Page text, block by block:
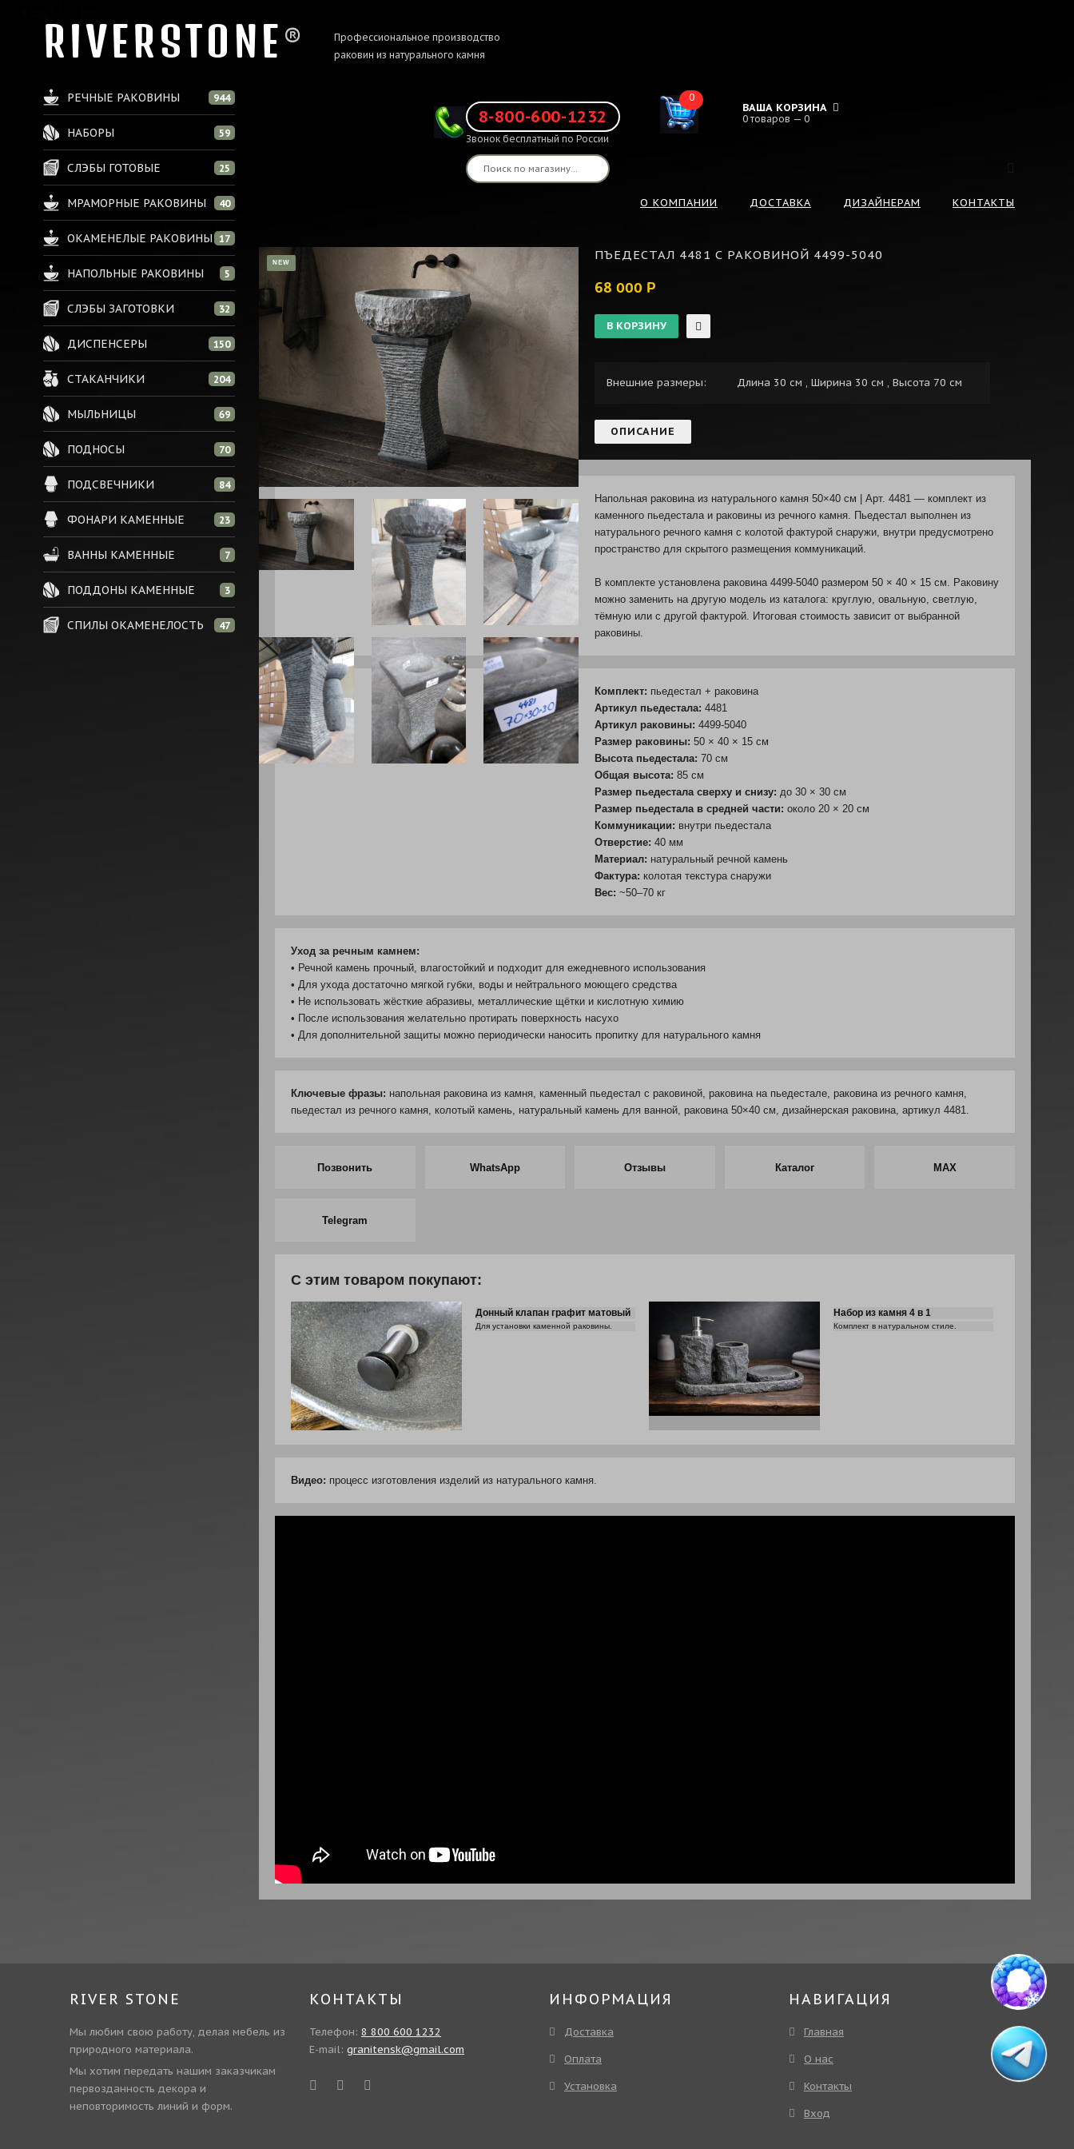
RIVERSTONE ®
Профессиональное производство
раковин из натурального камня
8-800-600-1232
Звонок бесплатный по России
0
ВАША КОРЗИНА
0 товаров — 0
РЕЧНЫЕ РАКОВИНЫ 944
НАБОРЫ 59
СЛЭБЫ ГОТОВЫЕ 25
МРАМОРНЫЕ РАКОВИНЫ 40
ОКАМЕНЕЛЫЕ РАКОВИНЫ 17
НАПОЛЬНЫЕ РАКОВИНЫ 5
СЛЭБЫ ЗАГОТОВКИ 32
ДИСПЕНСЕРЫ 150
СТАКАНЧИКИ 204
МЫЛЬНИЦЫ 69
ПОДНОСЫ 70
ПОДСВЕЧНИКИ 84
ФОНАРИ КАМЕННЫЕ 23
ВАННЫ КАМЕННЫЕ 7
ПОДДОНЫ КАМЕННЫЕ 3
СПИЛЫ ОКАМЕНЕЛОСТЬ 47
О КОМПАНИИ ДОСТАВКА ДИЗАЙНЕРАМ КОНТАКТЫ
NEW
ПЪЕДЕСТАЛ 4481 С РАКОВИНОЙ 4499-5040
68 000 Р
Внешние размеры: Длина 30 см , Ширина 30 см , Высота 70 см
ОПИСАНИЕ
Напольная раковина из натурального камня 50×40 см | Арт. 4481 — комплект из
каменного пьедестала и раковины из речного камня. Пьедестал выполнен из
натурального речного камня с колотой фактурой снаружи, внутри предусмотрено
пространство для скрытого размещения коммуникаций.
В комплекте установлена раковина 4499-5040 размером 50 × 40 × 15 см. Раковину
можно заменить на другую модель из каталога: круглую, овальную, светлую,
тёмную или с другой фактурой. Итоговая стоимость зависит от выбранной
раковины.
Комплект: пьедестал + раковина
Артикул пьедестала: 4481
Артикул раковины: 4499-5040
Размер раковины: 50 × 40 × 15 см
Высота пьедестала: 70 см
Общая высота: 85 см
Размер пьедестала сверху и снизу: до 30 × 30 см
Размер пьедестала в средней части: около 20 × 20 см
Коммуникации: внутри пьедестала
Отверстие: 40 мм
Материал: натуральный речной камень
Фактура: колотая текстура снаружи
Вес: ~50–70 кг
Уход за речным камнем:
• Речной камень прочный, влагостойкий и подходит для ежедневного использования
• Для ухода достаточно мягкой губки, воды и нейтрального моющего средства
• Не использовать жёсткие абразивы, металлические щётки и кислотную химию
• После использования желательно протирать поверхность насухо
• Для дополнительной защиты можно периодически наносить пропитку для натурального камня
Ключевые фразы: напольная раковина из камня, каменный пьедестал с раковиной, раковина на пьедестале, раковина из речного камня,
пьедестал из речного камня, колотый камень, натуральный камень для ванной, раковина 50×40 см, дизайнерская раковина, артикул 4481.
Позвонить WhatsApp Отзывы Каталог MAX
Telegram
С этим товаром покупают:
Донный клапан графит матовый
Для установки каменной раковины.
Набор из камня 4 в 1
Комплект в натуральном стиле.
Видео: процесс изготовления изделий из натурального камня.
RIVER STONE
Мы любим свою работу, делая мебель из
природного материала.
Мы хотим передать нашим заказчикам
первозданность декора и
неповторимость линий и форм.
КОНТАКТЫ
Телефон: 8 800 600 1232
E-mail: granitensk@gmail.com
ИНФОРМАЦИЯ
Доставка
Оплата
Установка
НАВИГАЦИЯ
Главная
О нас
Контакты
Вход